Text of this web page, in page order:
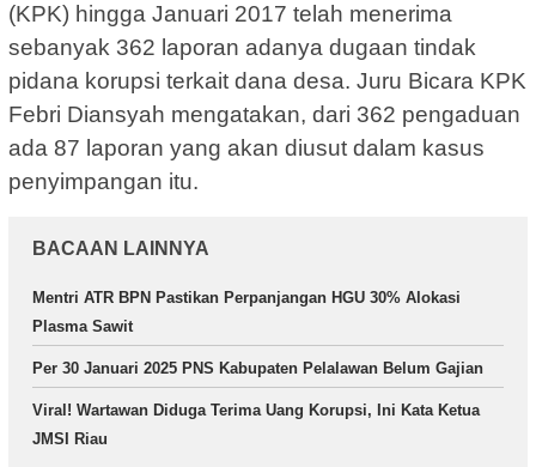
(KPK) hingga Januari 2017 telah menerima
sebanyak 362 laporan adanya dugaan tindak
pidana korupsi terkait dana desa. Juru Bicara KPK
Febri Diansyah mengatakan, dari 362 pengaduan
ada 87 laporan yang akan diusut dalam kasus
penyimpangan itu.
BACAAN LAINNYA
Mentri ATR BPN Pastikan Perpanjangan HGU 30% Alokasi
Plasma Sawit
Per 30 Januari 2025 PNS Kabupaten Pelalawan Belum Gajian
Viral! Wartawan Diduga Terima Uang Korupsi, Ini Kata Ketua
JMSI Riau